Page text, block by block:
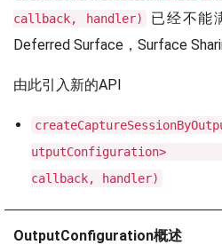
callback, handler)
已经不能
Deferred Surface，Surface
由此引入新的API
utputConfiguration>
callback, handler)
OutputConfiguration概述